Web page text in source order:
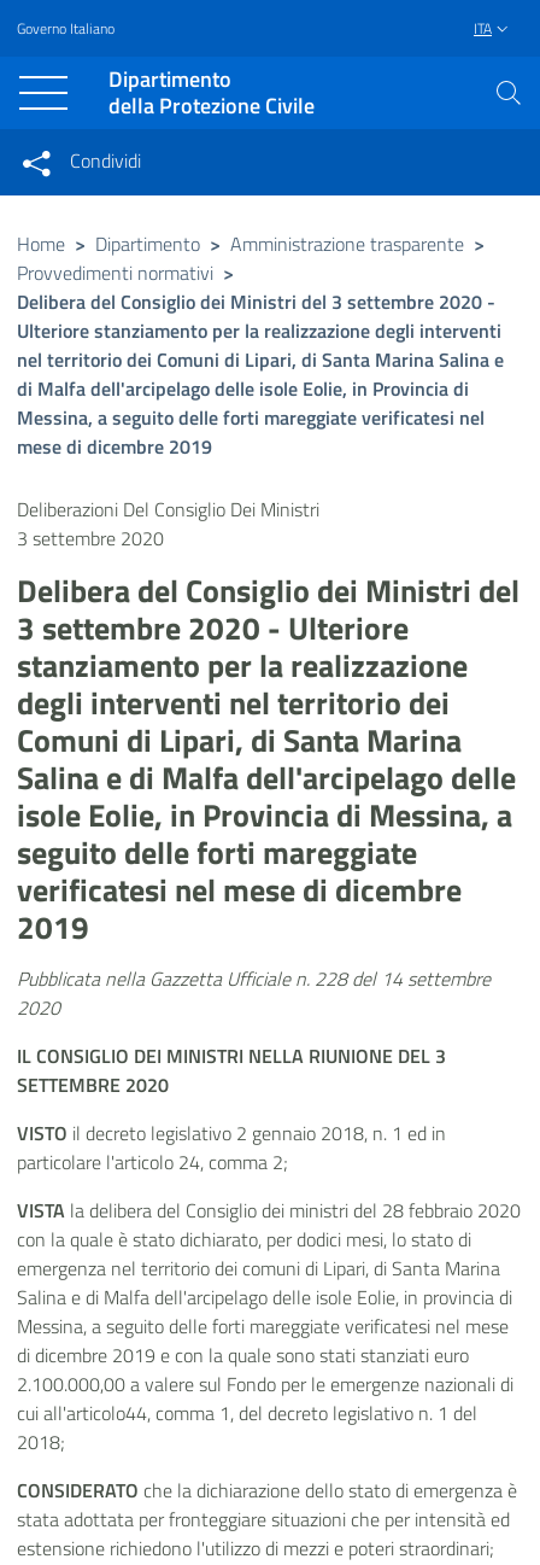
Vai al contenuto principale
Raggiungi il piè di pagina
Governo Italiano ITA
Dipartimento
della Protezione Civile
Condividi su Facebook
Condividi su Twitter
Condividi su LinkedIn
Condividi
Condividi sui social network
Home > Dipartimento > Amministrazione trasparente >
Provvedimenti normativi >
Delibera del Consiglio dei Ministri del 3 settembre 2020 -
Ulteriore stanziamento per la realizzazione degli interventi
nel territorio dei Comuni di Lipari, di Santa Marina Salina e
di Malfa dell'arcipelago delle isole Eolie, in Provincia di
Messina, a seguito delle forti mareggiate verificatesi nel
mese di dicembre 2019
Deliberazioni Del Consiglio Dei Ministri
3 settembre 2020
Delibera del Consiglio dei Ministri del
3 settembre 2020 - Ulteriore
stanziamento per la realizzazione
degli interventi nel territorio dei
Comuni di Lipari, di Santa Marina
Salina e di Malfa dell'arcipelago delle
isole Eolie, in Provincia di Messina, a
seguito delle forti mareggiate
verificatesi nel mese di dicembre
2019
Pubblicata nella Gazzetta Ufficiale n. 228 del 14 settembre
2020
IL CONSIGLIO DEI MINISTRI NELLA RIUNIONE DEL 3
SETTEMBRE 2020
VISTO il decreto legislativo 2 gennaio 2018, n. 1 ed in
particolare l'articolo 24, comma 2;
VISTA la delibera del Consiglio dei ministri del 28 febbraio 2020
con la quale è stato dichiarato, per dodici mesi, lo stato di
emergenza nel territorio dei comuni di Lipari, di Santa Marina
Salina e di Malfa dell'arcipelago delle isole Eolie, in provincia di
Messina, a seguito delle forti mareggiate verificatesi nel mese
di dicembre 2019 e con la quale sono stati stanziati euro
2.100.000,00 a valere sul Fondo per le emergenze nazionali di
cui all'articolo44, comma 1, del decreto legislativo n. 1 del
2018;
CONSIDERATO che la dichiarazione dello stato di emergenza è
stata adottata per fronteggiare situazioni che per intensità ed
estensione richiedono l'utilizzo di mezzi e poteri straordinari;